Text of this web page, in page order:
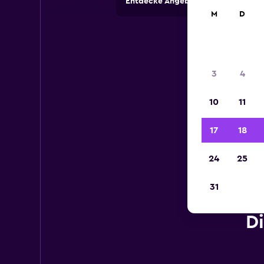
M D
3 4
10 11
17 18
24 25
31